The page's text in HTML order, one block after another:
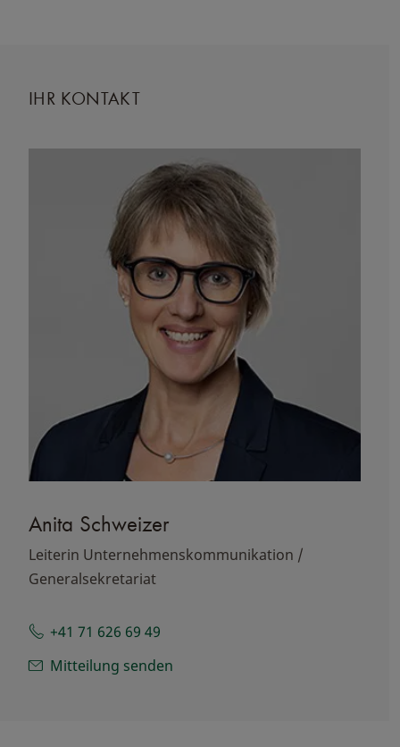
IHR KONTAKT
Anita Schweizer
Leiterin Unternehmenskommunikation /
Generalsekretariat
+41 71 626 69 49
Mitteilung senden